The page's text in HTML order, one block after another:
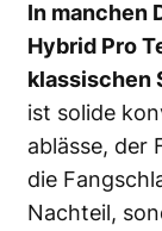
In manchen
Hybrid Pro
klassischen
ist solide
ablässe, der
die
Nachteil,